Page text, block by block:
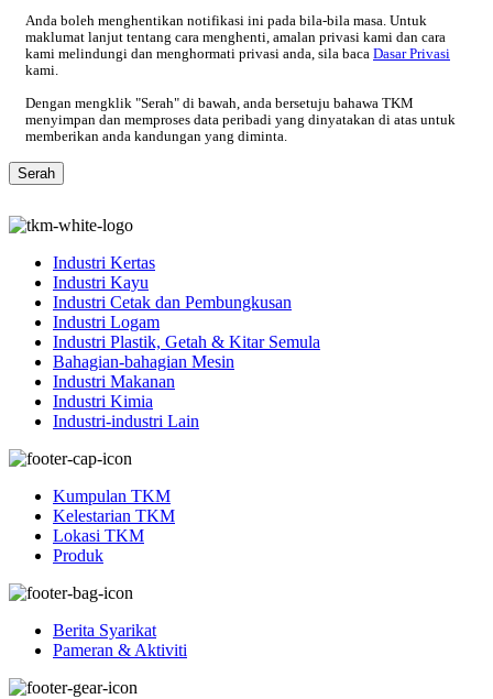
Anda boleh menghentikan notifikasi ini pada bila-bila masa. Untuk
maklumat lanjut tentang cara menghenti, amalan privasi kami dan cara
kami melindungi dan menghormati privasi anda, sila baca Dasar Privasi
kami.
Dengan mengklik "Serah" di bawah, anda bersetuju bahawa TKM
menyimpan dan memproses data peribadi yang dinyatakan di atas untuk
memberikan anda kandungan yang diminta.
Industri Kertas
Industri Kayu
Industri Cetak dan Pembungkusan
Industri Logam
Industri Plastik, Getah & Kitar Semula
Bahagian-bahagian Mesin
Industri Makanan
Industri Kimia
Industri-industri Lain
Kumpulan TKM
Kelestarian TKM
Lokasi TKM
Produk
Berita Syarikat
Pameran & Aktiviti